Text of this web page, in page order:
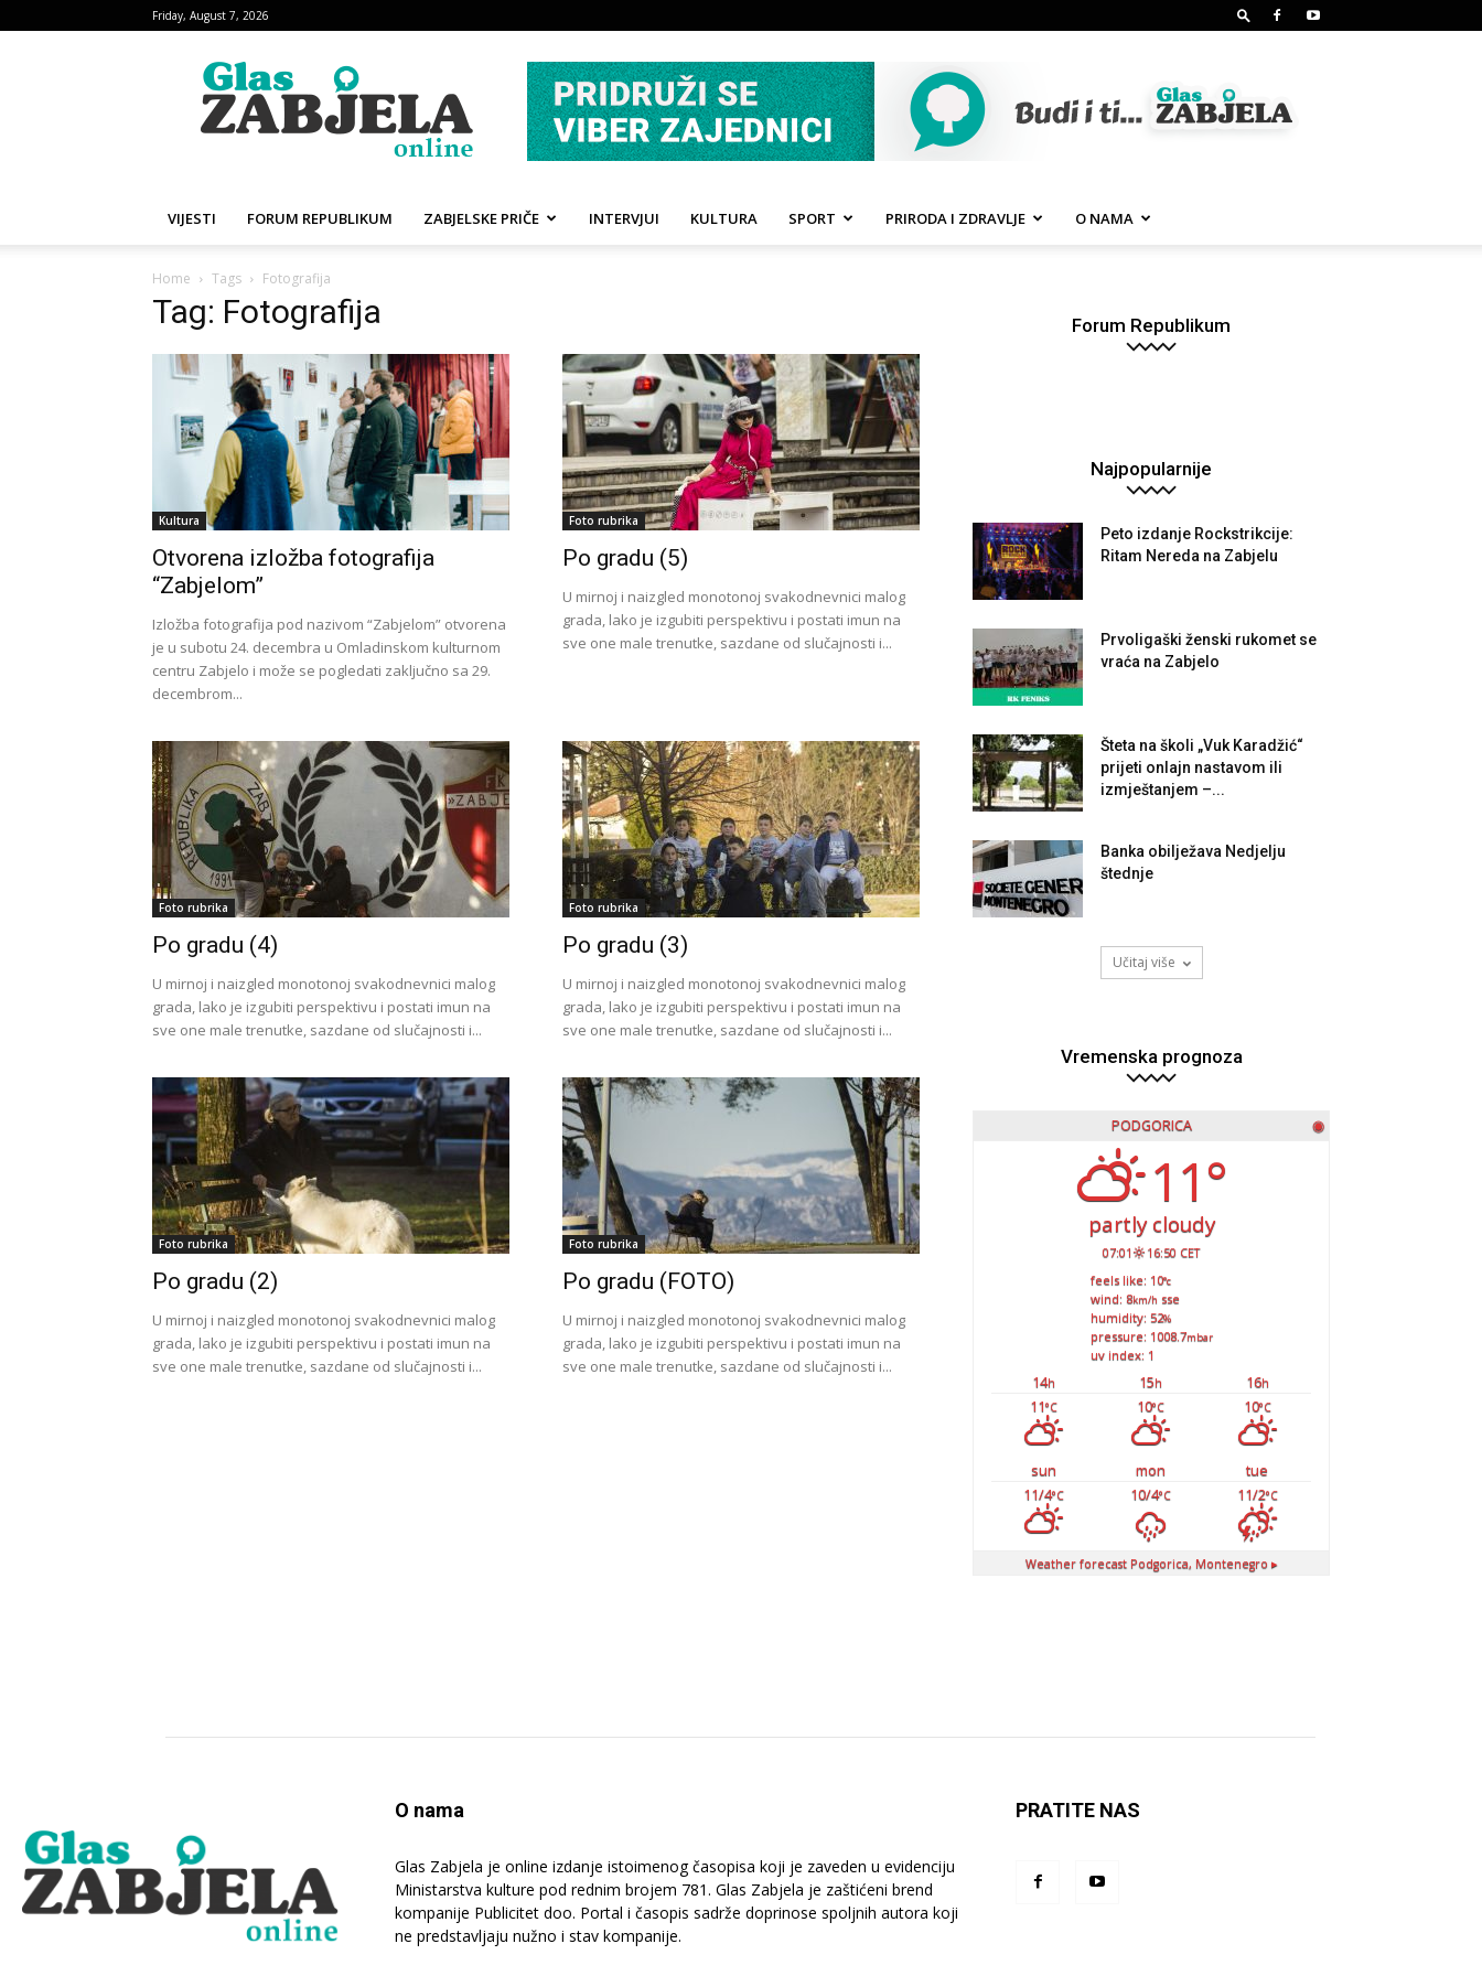
Friday, August 7, 2026
Glas
Zabjela
VIJESTI FORUM REPUBLIKUM ZABJELSKE PRIČE INTERVJUI KULTURA SPORT PRIRODA I ZDRAVLJE O NAMA
Home Tags Fotografija
Tag: Fotografija
Kultura
Otvorena izložba fotografija
“Zabjelom”
Izložba fotografija pod nazivom “Zabjelom” otvorena
je u subotu 24. decembra u Omladinskom kulturnom
centru Zabjelo i može se pogledati zaključno sa 29.
decembrom...
Foto rubrika
Po gradu (5)
U mirnoj i naizgled monotonoj svakodnevnici malog
grada, lako je izgubiti perspektivu i postati imun na
sve one male trenutke, sazdane od slučajnosti i...
Foto rubrika
Po gradu (4)
U mirnoj i naizgled monotonoj svakodnevnici malog
grada, lako je izgubiti perspektivu i postati imun na
sve one male trenutke, sazdane od slučajnosti i...
Foto rubrika
Po gradu (3)
U mirnoj i naizgled monotonoj svakodnevnici malog
grada, lako je izgubiti perspektivu i postati imun na
sve one male trenutke, sazdane od slučajnosti i...
Foto rubrika
Po gradu (2)
U mirnoj i naizgled monotonoj svakodnevnici malog
grada, lako je izgubiti perspektivu i postati imun na
sve one male trenutke, sazdane od slučajnosti i...
Foto rubrika
Po gradu (FOTO)
U mirnoj i naizgled monotonoj svakodnevnici malog
grada, lako je izgubiti perspektivu i postati imun na
sve one male trenutke, sazdane od slučajnosti i...
Forum Republikum
Najpopularnije
Peto izdanje Rockstrikcije:
Ritam Nereda na Zabjelu
Prvoligaški ženski rukomet se
vraća na Zabjelo
Šteta na školi „Vuk Karadžić“
prijeti onlajn nastavom ili
izmještanjem –...
Banka obilježava Nedjelju
štednje
Učitaj više
Vremenska prognoza
PODGORICA ◉
11°
partly cloudy
07:01 16:50 CET
feels like: 10°c
wind: 8km/h sse
humidity: 52%
pressure: 1008.7mbar
uv index: 1
14h 15h 16h
11°C 10°C 10°C
sun mon
tue
11/4°C 10/4°C 11/2°C
Weather forecast Podgorica, Montenegro ▸
O nama
Glas Zabjela je online izdanje istoimenog časopisa koji je zaveden u evidenciju
Ministarstva kulture pod rednim brojem 781. Glas Zabjela je zaštićeni brend
kompanije Publicitet doo. Portal i časopis sadrže doprinose spoljnih autora koji
ne predstavljaju nužno i stav kompanije.
PRATITE NAS